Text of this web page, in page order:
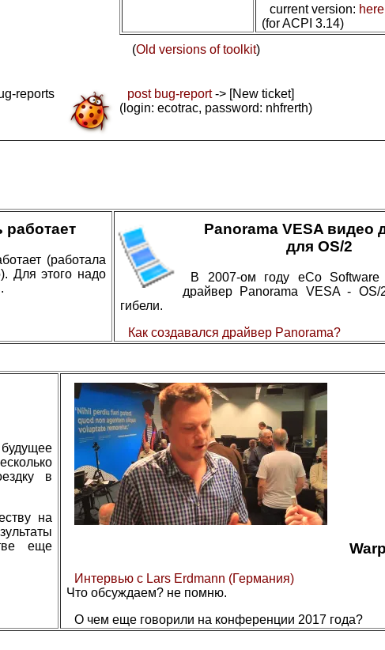
current version: here
(for ACPI 3.14)
(Old versions of toolkit)
reports post bug-report-> [New ticket]
(login: ecotrac, password: nhfrerth)
работает
(работала
Для этого надо
Panorama VESA видео
для OS/2
В 2007-ом году eCo Software
драйвер Panorama VESA - OS/
гибели.
Как создавался драйвер Panorama?
в
на
еще
Интервью с Lars Erdmann (Германия)
Что обсуждаем? не помню.
О чем еще говорили на конференции 2017 года?